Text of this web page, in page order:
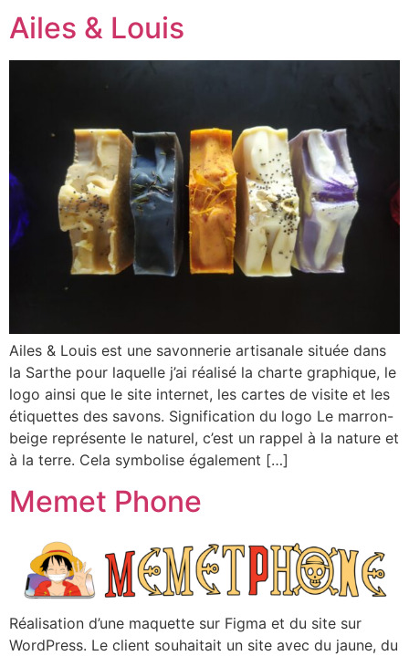
Ailes & Louis
Ailes & Louis est une savonnerie artisanale située dans
la Sarthe pour laquelle j’ai réalisé la charte graphique, le
logo ainsi que le site internet, les cartes de visite et les
étiquettes des savons. Signification du logo Le marron-
beige représente le naturel, c’est un rappel à la nature et
à la terre. Cela symbolise également […]
Memet Phone
Réalisation d’une maquette sur Figma et du site sur
WordPress. Le client souhaitait un site avec du jaune, du